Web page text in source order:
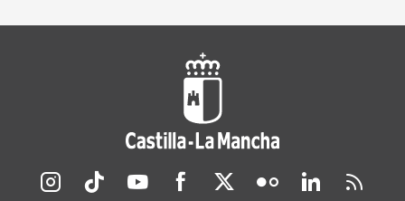
Redes sociales JCCM